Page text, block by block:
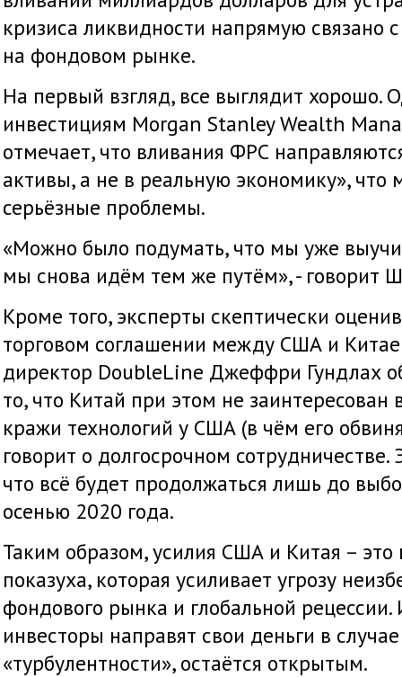
кризиса ликвидности напрямую связано
на фондовом рынке.
На первый взгляд, все выглядит хорошо.
инвестициям Morgan Stanley Wealth
отмечает, что вливания ФРС
активы, а не в реальную экономику», что
серьёзные проблемы.
«Можно было подумать, что мы уже
мы снова идём тем же путём», - говорит
Кроме того, эксперты скептически
торговом соглашении между США и
директор DoubleLine Джеффри Гундлах
то, что Китай при этом не
кражи технологий у США (в чём его
говорит о долгосрочном сотрудничестве.
что всё будет продолжаться лишь до
осенью 2020 года.
Таким образом, усилия США и Китая – это
показуха, которая усиливает угрозу
фондового рынка и глобальной
инвесторы направят свои деньги в
«турбулентности», остаётся открытым.